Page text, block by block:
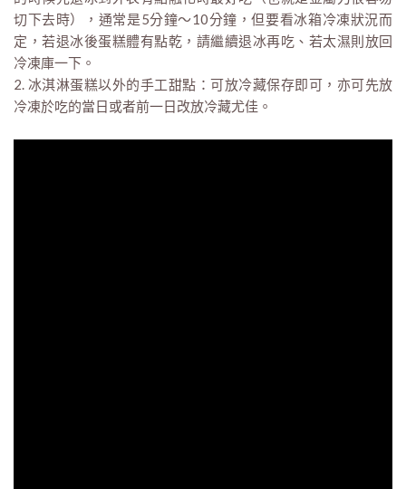
切下去時），通常是5分鐘～10分鐘，但要看冰箱冷凍狀況而
定，若退冰後蛋糕體有點乾，請繼續退冰再吃、若太濕則放回
冷凍庫一下。
2. 冰淇淋蛋糕以外的手工甜點：可放冷藏保存即可，亦可先放
冷凍於吃的當日或者前一日改放冷藏尤佳。